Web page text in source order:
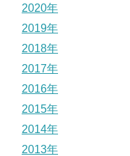
2020年
2019年
2018年
2017年
2016年
2015年
2014年
2013年